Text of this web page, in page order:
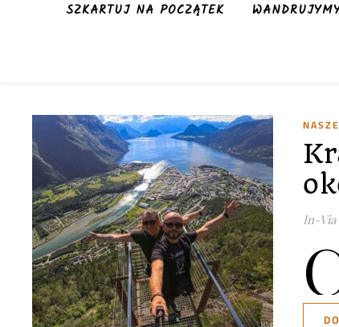
SZKARTUJ NA POCZĄTEK
In-Via